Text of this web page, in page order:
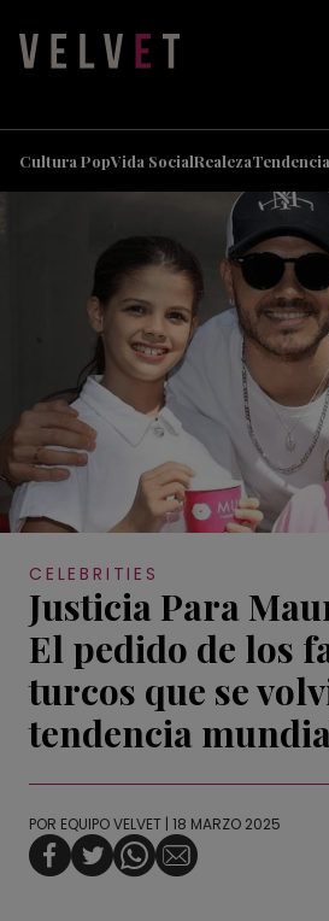
Cultura PopVida SocialRealeza
CELEBRITIES
Justicia Para
El pedido de los
turcos que se
tendencia
POR EQUIPO VELVET | 18 MARZO 2025